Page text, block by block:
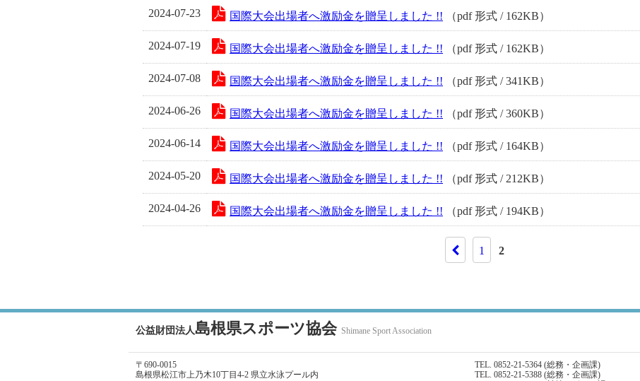
2024-07-23 国際大会出場者へ激励金を贈呈しました !! （pdf 形式 / 162KB）
2024-07-19 国際大会出場者へ激励金を贈呈しました !! （pdf 形式 / 162KB）
2024-07-08 国際大会出場者へ激励金を贈呈しました !! （pdf 形式 / 341KB）
2024-06-26 国際大会出場者へ激励金を贈呈しました !! （pdf 形式 / 360KB）
2024-06-14 国際大会出場者へ激励金を贈呈しました !! （pdf 形式 / 164KB）
2024-05-20 国際大会出場者へ激励金を贈呈しました !! （pdf 形式 / 212KB）
2024-04-26 国際大会出場者へ激励金を贈呈しました !! （pdf 形式 / 194KB）
1 2
公益財団法人島根県スポーツ協会 Shimane Sport Association
〒690-0015
島根県松江市上乃木10丁目4-2 県立水泳プール内
TEL. 0852-21-5364 (総務・企画課)
TEL. 0852-21-5388 (総務・企画課)